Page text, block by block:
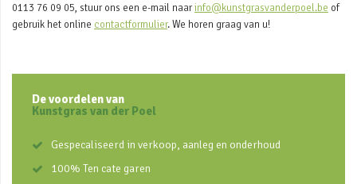
0113 76 09 05, stuur ons een e-mail naarinfo@kunstgrasvanderpoel.be of
gebruik het online contactformulier. We horen graag van u!
De voordelen van
Kunstgras van der Poel
Gespecaliseerd in verkoop, aanleg en onderhoud
100% Ten cate garen